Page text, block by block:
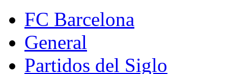
FC Barcelona
General
Partidos del Siglo